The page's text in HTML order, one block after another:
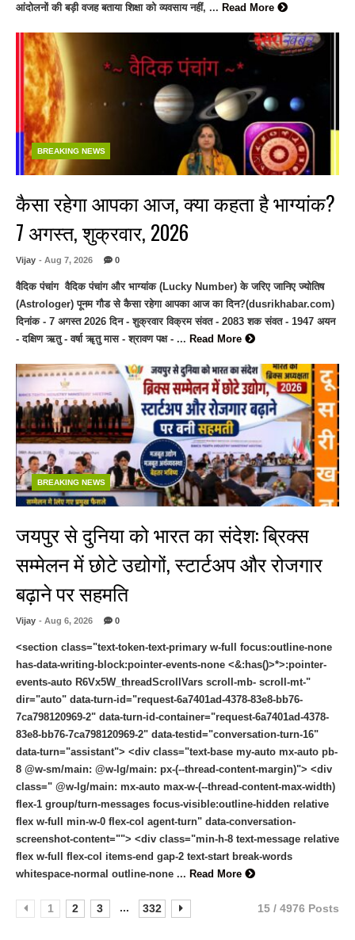
आंदोलनों की बड़ी वजह बताया शिक्षा को व्यवसाय नहीं, ... Read More
BREAKING NEWS
कैसा रहेगा आपका आज, क्या कहता है भाग्यांक?
7 अगस्त, शुक्रवार, 2026
Vijay - Aug 7, 2026 0
वैदिक पंचांग वैदिक पंचांग और भाग्यांक (Lucky Number) के जरिए जानिए ज्योतिष
(Astrologer) पूनम गौड से कैसा रहेगा आपका आज का दिन?(dusrikhabar.com)
दिनांक - 7 अगस्त 2026 दिन - शुक्रवार विक्रम संवत - 2083 शक संवत - 1947 अयन
- दक्षिण ऋतु - वर्षा ॠतु मास - श्रावण पक्ष - ... Read More
BREAKING NEWS
जयपुर से दुनिया को भारत का संदेश: ब्रिक्स
सम्मेलन में छोटे उद्योगों, स्टार्टअप और रोजगार
बढ़ाने पर सहमति
Vijay - Aug 6, 2026 0
<section class="text-token-text-primary w-full focus:outline-none
has-data-writing-block:pointer-events-none <&:has()>*>:pointer-
events-auto R6Vx5W_threadScrollVars scroll-mb- scroll-mt-"
dir="auto" data-turn-id="request-6a7401ad-4378-83e8-bb76-
7ca798120969-2" data-turn-id-container="request-6a7401ad-4378-
83e8-bb76-7ca798120969-2" data-testid="conversation-turn-16"
data-turn="assistant"> <div class="text-base my-auto mx-auto pb-
8 @w-sm/main: @w-lg/main: px-(--thread-content-margin)"> <div
class=" @w-lg/main: mx-auto max-w-(--thread-content-max-width)
flex-1 group/turn-messages focus-visible:outline-hidden relative
flex w-full min-w-0 flex-col agent-turn" data-conversation-
screenshot-content=""> <div class="min-h-8 text-message relative
flex w-full flex-col items-end gap-2 text-start break-words
whitespace-normal outline-none ... Read More
1 2 3 ... 332 15 / 4976 Posts